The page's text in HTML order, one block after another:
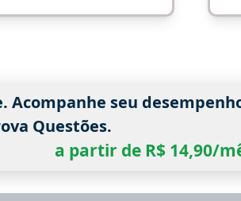
Acompanhe seu
Questões.
a partir de R$ 14,90/